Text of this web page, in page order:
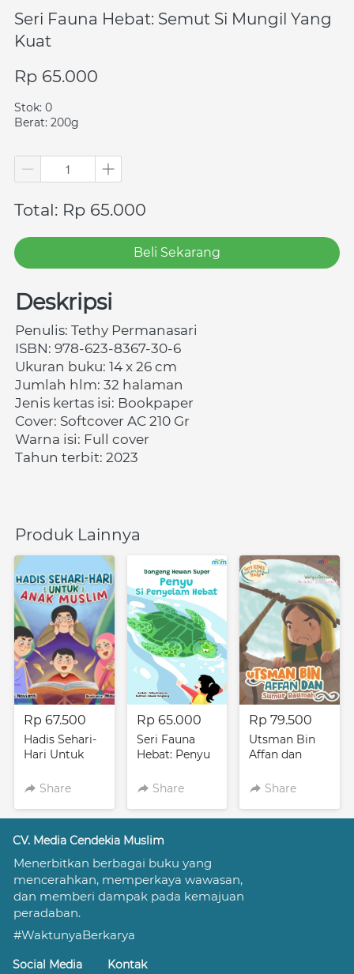
Seri Fauna Hebat: Semut Si Mungil Yang
Kuat
Rp 65.000
Stok: 0
Berat: 200g
Total: Rp 65.000
`
Beli Sekarang
Deskripsi
Penulis: Tethy Permanasari
ISBN: 978-623-8367-30-6
Ukuran buku: 14 x 26 cm
Jumlah hlm: 32 halaman
Jenis kertas isi: Bookpaper
Cover: Softcover AC 210 Gr
Warna isi: Full cover
Tahun terbit: 2023
Produk Lainnya
Rp 67.500
Hadis Sehari-
Hari Untuk
Share
Rp 65.000
Seri Fauna
Hebat: Penyu
HebatShare
Rp 79.500
Utsman Bin
Affan dan
Raumah
Share
CV. Media Cendekia Muslim
Menerbitkan berbagai buku yang
mencerahkan, memperkaya wawasan,
dan memberi dampak pada kemajuan
peradaban.
#WaktunyaBerkarya
Social Media Kontak